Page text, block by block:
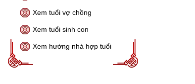
Xem tuổi vợ chồng
Xem tuổi sinh con
Xem hướng nhà hợp tuổi